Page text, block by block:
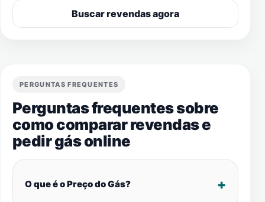
Buscar revendas agora
PERGUNTAS FREQUENTES
Perguntas frequentes sobre
como comparar revendas e
pedir gás online
O que é o Preço do Gás?